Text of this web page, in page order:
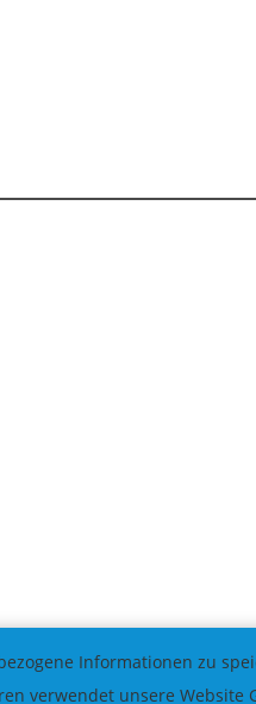
Informationen zu
verwendet unsere Website